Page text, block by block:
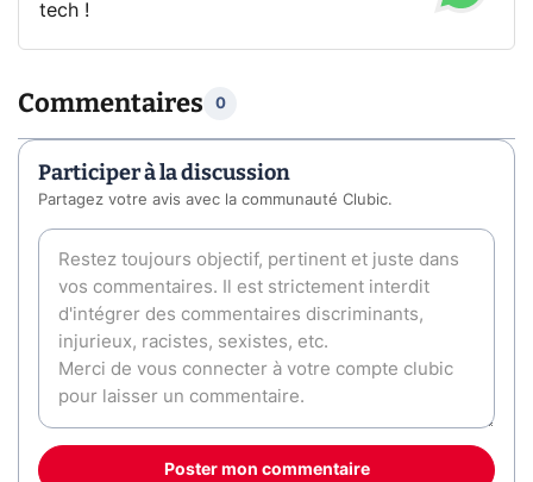
tech !
Commentaires 0
Participer à la discussion
Partagez votre avis avec la communauté Clubic.
Poster mon commentaire